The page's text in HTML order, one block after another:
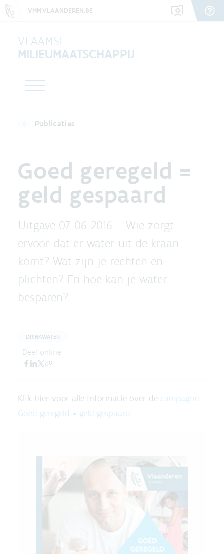
VMM.VLAANDEREN.BE
VLAAMSE
MILIEUMAATSCHAPPIJ
Publicaties
Goed geregeld =
geld gespaard
Uitgave 07-06-2016 – Wie zorgt
ervoor dat er water uit de kraan
komt? Wat zijn je rechten en
plichten? En hoe kan je water
besparen?
DRINKWATER
Deel online
Klik hier voor alle informatie over de campagne
Goed geregeld = geld gespaard.